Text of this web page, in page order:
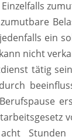
ein
nicht
tätig
acht